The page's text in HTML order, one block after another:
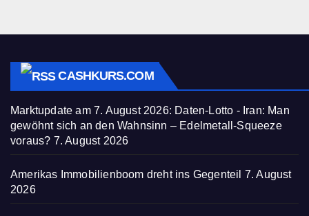
CASHKURS.COM
Marktupdate am 7. August 2026: Daten-Lotto - Iran: Man
gewöhnt sich an den Wahnsinn – Edelmetall-Squeeze
voraus? 7. August 2026
Amerikas Immobilienboom dreht ins Gegenteil 7. August
2026